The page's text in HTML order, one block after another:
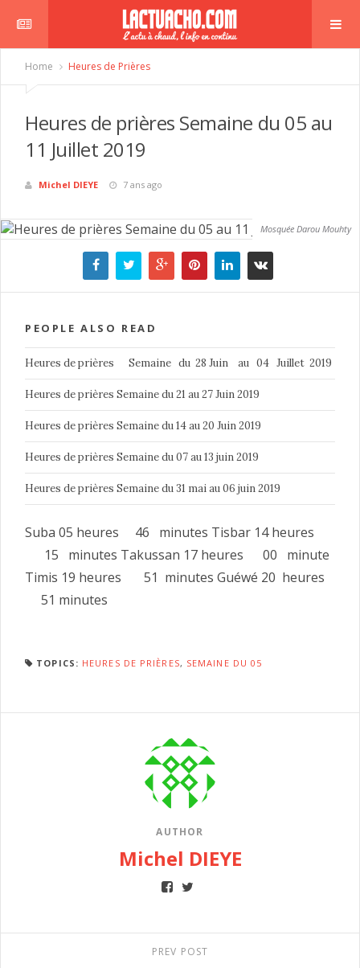
Home Heures de Prières
Heures de prières Semaine du 05 au
11 Juillet 2019
Michel DIEYE 7 ans ago
Mosquée Darou Mouhty
PEOPLE ALSO READ
Heures de prières Semaine du 28 Juin au 04 Juillet 2019
Heures de prières Semaine du 21 au 27 Juin 2019
Heures de prières Semaine du 14 au 20 Juin 2019
Heures de prières Semaine du 07 au 13 juin 2019
Heures de prières Semaine du 31 mai au 06 juin 2019
Suba 05 heures 46 minutes Tisbar 14 heures
15 minutes Takussan 17 heures 00 minute
Timis 19 heures 51 minutes Guéwé 20 heures
51 minutes
TOPICS: HEURES DE PRIÈRES, SEMAINE DU 05
AUTHOR
Michel DIEYE
PREV POST